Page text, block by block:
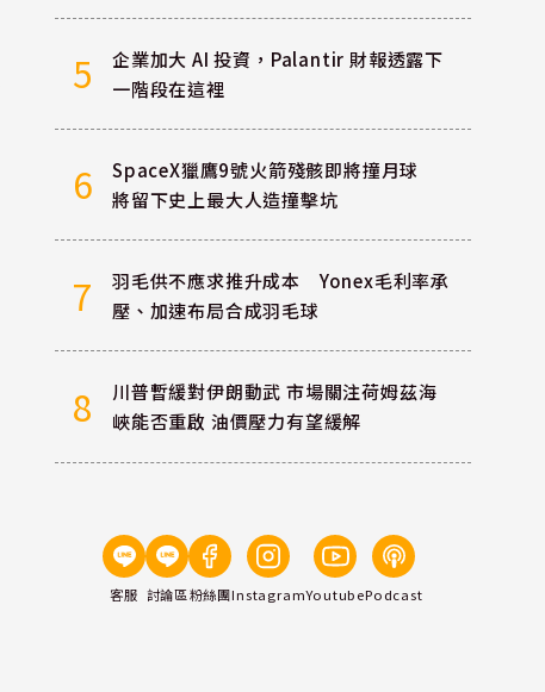
5
企業加大 AI 投資，Palantir 財報透露下
一階段在這裡
6
SpaceX獵鷹9號火箭殘骸即將撞月球
將留下史上最大人造撞擊坑
7
羽毛供不應求推升成本 Yonex毛利率承
壓、加速布局合成羽毛球
8
川普暫緩對伊朗動武 市場關注荷姆茲海
峽能否重啟 油價壓力有望緩解
客服 討論區粉絲團InstagramYoutubePodcast